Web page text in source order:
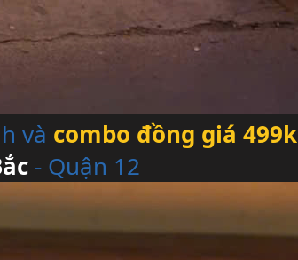
và combo đồng giá 499k
- Quận 12